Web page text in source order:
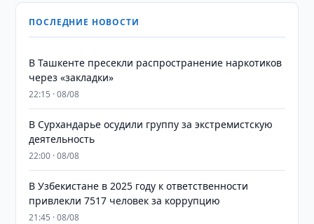
ПОСЛЕДНИЕ НОВОСТИ
В Ташкенте пресекли распространение наркотиков
через «закладки»
22:15 · 08/08
В Сурхандарье осудили группу за экстремистскую
деятельность
22:00 · 08/08
В Узбекистане в 2025 году к ответственности
привлекли 7517 человек за коррупцию
21:45 · 08/08